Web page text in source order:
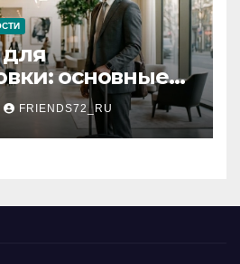
для
основные
FRIENDS72_RU